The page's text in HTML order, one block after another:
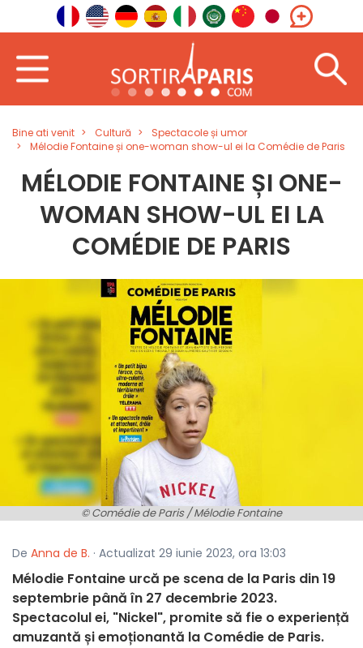
Bine ati venit Cultură
Spectacole și umor
Mélodie Fontaine și one-woman show-ul ei la Comédie de Paris
MÉLODIE FONTAINE ȘI ONE-
WOMAN SHOW-UL EI LA
COMÉDIE DE PARIS
© Comédie de Paris / Mélodie Fontaine
De Anna de B. · Actualizat 29 iunie 2023, ora 13:03
Mélodie Fontaine urcă pe scena de la Paris din 19
septembrie până în 27 decembrie 2023.
Spectacolul ei, "Nickel", promite să fie o experiență
amuzantă și emoționantă la Comédie de Paris.